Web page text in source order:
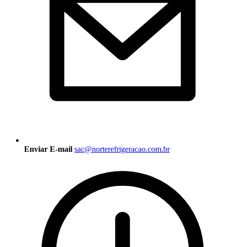
Enviar E-mail sac@norterefrigeracao.com.br